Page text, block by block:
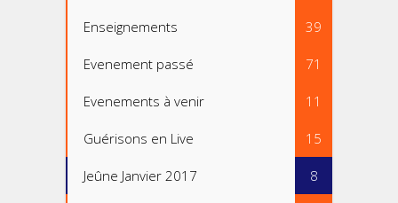
Enseignements 39
Evenement passé 71
Evenements à venir 11
Guérisons en Live 15
Jeûne Janvier 2017 8